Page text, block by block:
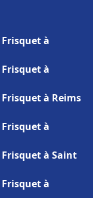
à
à
à Reims
à
à Saint
à